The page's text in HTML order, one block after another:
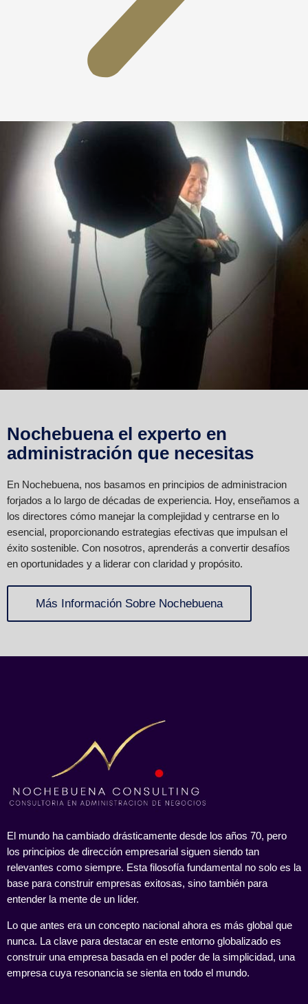
Nochebuena el experto en
administración que necesitas
En Nochebuena, nos basamos en principios de administracion
forjados a lo largo de décadas de experiencia. Hoy, enseñamos a
los directores cómo manejar la complejidad y centrarse en lo
esencial, proporcionando estrategias efectivas que impulsan el
éxito sostenible. Con nosotros, aprenderás a convertir desafíos
en oportunidades y a liderar con claridad y propósito.
Más Información Sobre Nochebuena
El mundo ha cambiado drásticamente desde los años 70, pero
los principios de dirección empresarial siguen siendo tan
relevantes como siempre. Esta filosofía fundamental no solo es la
base para construir empresas exitosas, sino también para
entender la mente de un líder.
Lo que antes era un concepto nacional ahora es más global que
nunca. La clave para destacar en este entorno globalizado es
construir una empresa basada en el poder de la simplicidad, una
empresa cuya resonancia se sienta en todo el mundo.